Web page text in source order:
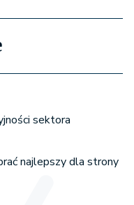
sektora
najlepszy dla strony